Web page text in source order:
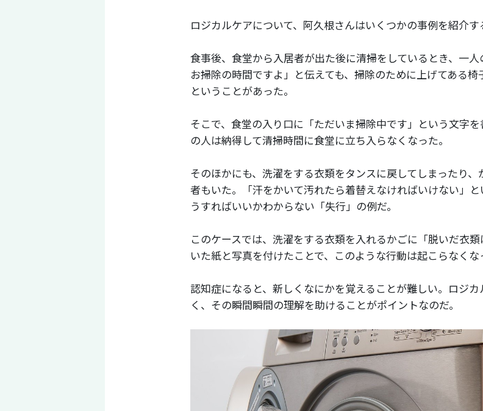
ロジカルケアについて、阿久根さんはいくつかの事例を紹介す
食事後、食堂から入居者が出た後に清掃をしているとき、一
お掃除の時間ですよ」と伝えても、掃除のために上げてある椅
ということがあった。
そこで、食堂の入り口に「ただいま掃除中です」という文字
の人は納得して清掃時間に食堂に立ち入らなくなった。
そのほかにも、洗濯をする衣類をタンスに戻してしまったり
者もいた。「汗をかいて汚れたら着替えなければいけない」
うすればいいかわからない「失行」の例だ。
このケースでは、洗濯をする衣類を入れるかごに「脱いだ衣
いた紙と写真を付けたことで、このような行動は起こらなくな
認知症になると、新しくなにかを覚えることが難しい。ロジ
く、その瞬間瞬間の理解を助けることがポイントなのだ。